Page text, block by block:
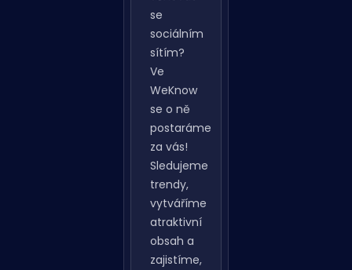
Nemáte
čas
věnovat
se
sociálním
sítím?
Ve
WeKnow
se o ně
postaráme
za vás!
Sledujeme
trendy,
vytváříme